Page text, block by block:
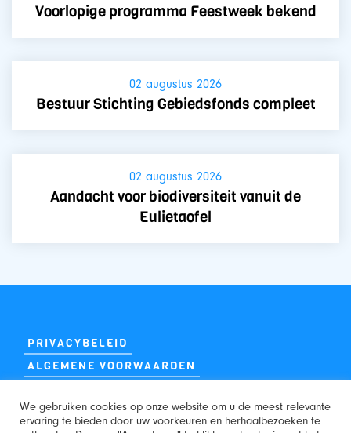
Voorlopige programma Feestweek bekend
02 augustus 2026
Bestuur Stichting Gebiedsfonds compleet
02 augustus 2026
Aandacht voor biodiversiteit vanuit de
Eulietaofel
PRIVACYBELEID
ALGEMENE VOORWAARDEN
We gebruiken cookies op onze website om u de meest relevante
ervaring te bieden door uw voorkeuren en herhaalbezoeken te